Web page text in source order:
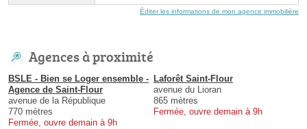
Éditer les informations de mon agence immobilière
Agences à proximité
BSLE - Bien se Loger ensemble -
Agence de Saint-Flour
avenue de la République
770 mètres
Fermée, ouvre demain à 9h
Laforêt Saint-Flour
avenue du Lioran
865 mètres
Fermée, ouvre demain à 9h